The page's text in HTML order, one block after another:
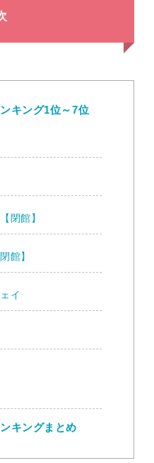
キング1位～7位
閉館】
館】
イ
キングまとめ